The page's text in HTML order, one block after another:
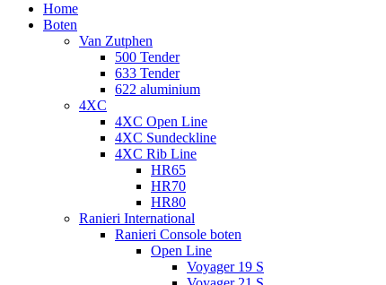
Home
Boten
Van Zutphen
500 Tender
633 Tender
622 aluminium
4XC
4XC Open Line
4XC Sundeckline
4XC Rib Line
HR65
HR70
HR80
Ranieri International
Ranieri Console boten
Open Line
Voyager 19 S